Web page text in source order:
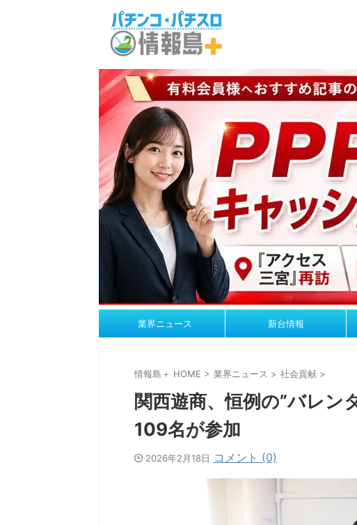
業界ニュース 新台情報
情報島＋ HOME > 業界ニュース > 社会貢献 >
関西遊商、恒例の”バレン
109名が参加
2026年2月18日 コメント (0)